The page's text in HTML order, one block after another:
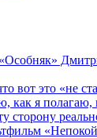
«Особняк»
вот это «не
как я